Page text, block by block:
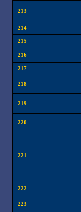
213
214
215
216
217
218
219
220
221
222
223